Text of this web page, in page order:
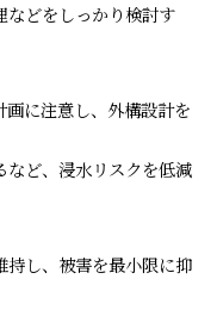
などをしっかり検討す
に注意し、外構設計を
ど、浸水リスクを低減
持し、被害を最小限に抑